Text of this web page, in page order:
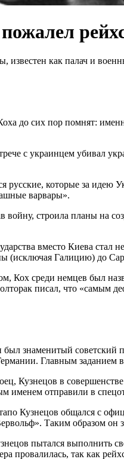
известен как палач и
до сих пор помнят:
с украинцем убивал
русские, которые за идею
варвары».
войну, строила планы на
вместо Киева
(исключая Галицию) до
Кох среди немцев был
писал, что «самым
знаменитый советский
Главным заданием
Кузнецов в
отправили в
Кузнецов общался с
Таким образом он
пытался выполнить
провалилась, так как